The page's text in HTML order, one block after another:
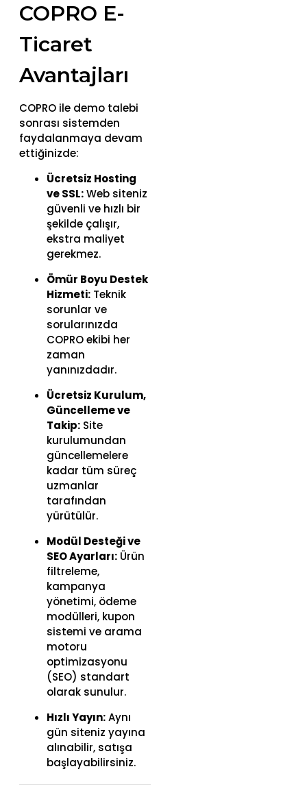
COPRO E-
Ticaret
Avantajları
COPRO ile demo talebi
sonrası sistemden
faydalanmaya devam
ettiğinizde:
Ücretsiz Hosting
ve SSL:Web siteniz
güvenli ve hızlı bir
şekilde çalışır,
ekstra maliyet
gerekmez.
Ömür Boyu Destek
Hizmeti: Teknik
sorunlar ve
sorularınızda
COPRO ekibi her
zaman
yanınızdadır.
Ücretsiz Kurulum,
Güncelleme ve
Takip: Site
kurulumundan
güncellemelere
kadar tüm süreç
uzmanlar
tarafından
yürütülür.
Modül Desteği ve
SEO Ayarları: Ürün
filtreleme,
kampanya
yönetimi, ödeme
modülleri, kupon
sistemi ve arama
motoru
optimizasyonu
(SEO) standart
olarak sunulur.
Hızlı Yayın:Aynı
gün siteniz yayına
alınabilir, satışa
başlayabilirsiniz.